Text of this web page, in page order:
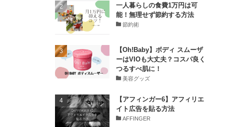
一人暮らしの食費1万円は可
能！無理せず節約する方法
節約術
【Oh!Baby】ボディ スムーザ
ーはVIOも大丈夫？コスパ良く
つるすべ肌に！
美容グッズ
【アフィンガー6】アフィリエ
イト広告を貼る方法
AFFINGER